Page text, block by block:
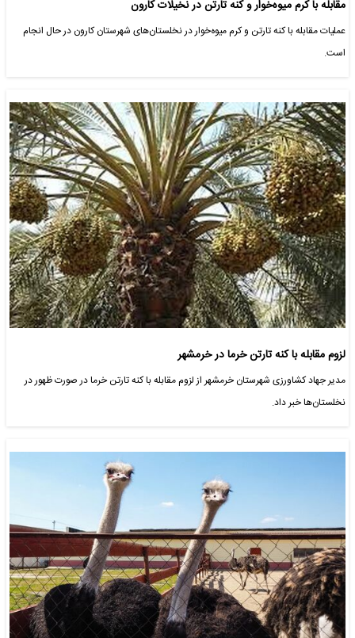
مقابله با کرم میوه‌خوار و کنه تارتن در نخیلات کارون
عملیات مقابله با کنه تارتن و کرم میوه‌خوار در نخلستان‌های شهرستان کارون در حال انجام
است.
لزوم مقابله با کنه تارتن خرما در خرمشهر
مدیر جهاد کشاورزی شهرستان خرمشهر از لزوم مقابله با کنه تارتن خرما در صورت ظهور در
نخلستان‌ها خبر داد.